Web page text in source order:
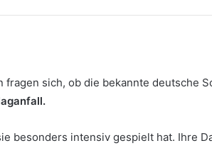
sich, ob die bekannte deutsche
besonders intensiv gespielt hat. Ihre